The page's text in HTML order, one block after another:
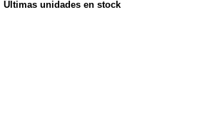
Últimas unidades en stock